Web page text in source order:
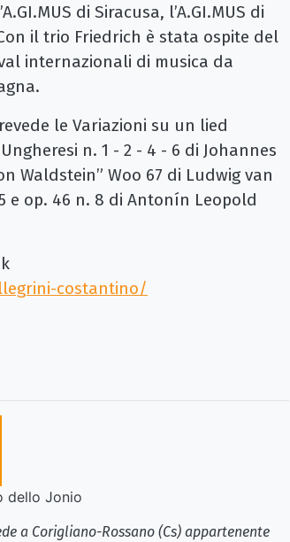
di Siracusa, l’A.GI.MUS di
il trio Friedrich è stata ospite del
internazionali di musica da
le Variazioni su un lied
n. 1 - 2 - 4 - 6 di Johannes
Waldstein” Woo 67 di Ludwig van
e op. 46 n. 8 di Antonín Leopold
costantino/
dello Jonio
a Corigliano-Rossano (Cs) appartenente